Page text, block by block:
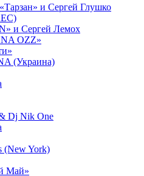
и Сергей Глушко
и Сергей Лемох
OZZ»
(Украина)
Dj Nik One
(New York)
Май»